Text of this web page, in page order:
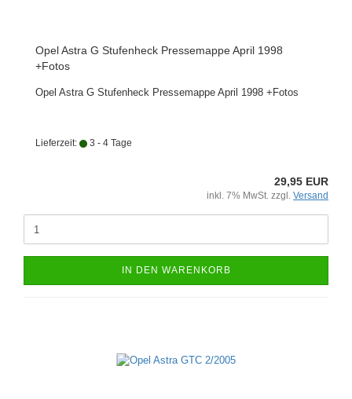
Opel Astra G Stufenheck Pressemappe April 1998
+Fotos
Opel Astra G Stufenheck Pressemappe April 1998 +Fotos
Lieferzeit: 3 - 4 Tage
29,95 EUR
inkl. 7% MwSt. zzgl. Versand
IN DEN WARENKORB